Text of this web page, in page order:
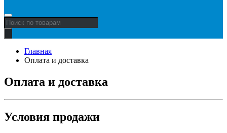
Поиск
товаров
Главная
Оплата и доставка
Оплата и доставка
Условия продажи